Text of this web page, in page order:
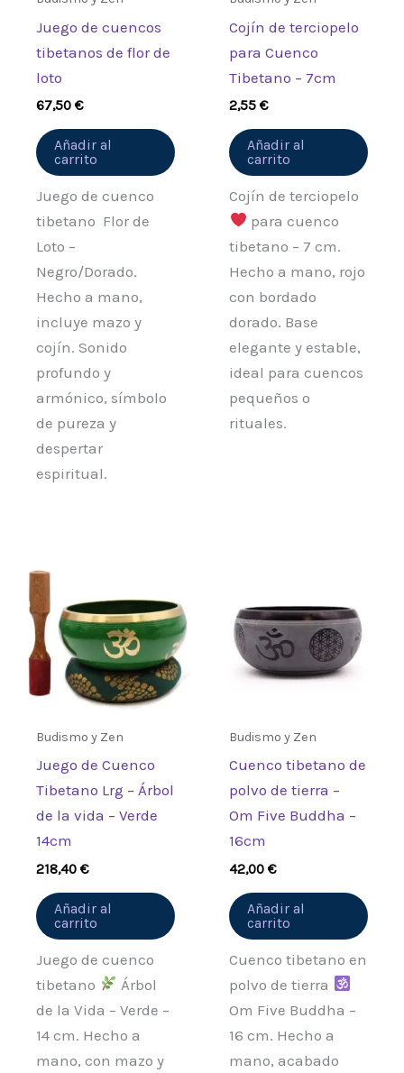
Juego de cuencos
tibetanos de flor de
loto
67,50€
Añadir al
carrito
Juego de cuenco
tibetano Flor de
Loto –
Negro/Dorado.
Hecho a mano,
incluye mazo y
cojín. Sonido
profundo y
armónico, símbolo
de pureza y
despertar
espiritual.
Cojín de terciopelo
para Cuenco
Tibetano – 7cm
2,55€
Añadir al
carrito
Cojín de terciopelo
para cuenco
tibetano – 7 cm.
Hecho a mano, rojo
con bordado
dorado. Base
elegante y estable,
ideal para cuencos
pequeños o
rituales.
Budismo y Zen
Juego de Cuenco
Tibetano Lrg – Árbol
de la vida – Verde
14cm
218,40€
Añadir al
carrito
Juego de cuenco
tibetano
Árbol
de la Vida – Verde –
14 cm. Hecho a
mano, con mazo y
Budismo y Zen
Cuenco tibetano de
polvo de tierra –
Om Five Buddha –
16cm
42,00€
Añadir al
carrito
Cuenco tibetano en
polvo de tierra
Om Five Buddha –
16 cm. Hecho a
mano, acabado